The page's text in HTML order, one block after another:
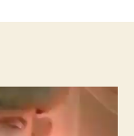
life